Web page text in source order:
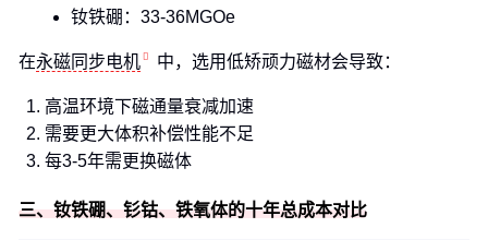
钕铁硼：33-36MGOe
在永磁同步电机 中，选用低矫顽力磁材会导致：
高温环境下磁通量衰减加速
需要更大体积补偿性能不足
每3-5年需更换磁体
三、钕铁硼、钐钴、铁氧体的十年总成本对比